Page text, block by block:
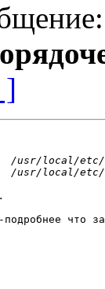
]
подробнее что